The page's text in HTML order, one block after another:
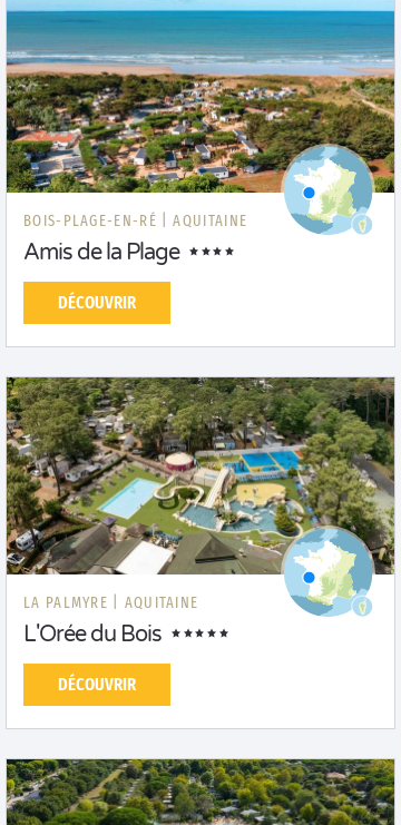
BOIS-PLAGE-EN-RÉ | AQUITAINE
Amis de la Plage
DÉCOUVRIR
LA PALMYRE | AQUITAINE
L'Orée du Bois
DÉCOUVRIR